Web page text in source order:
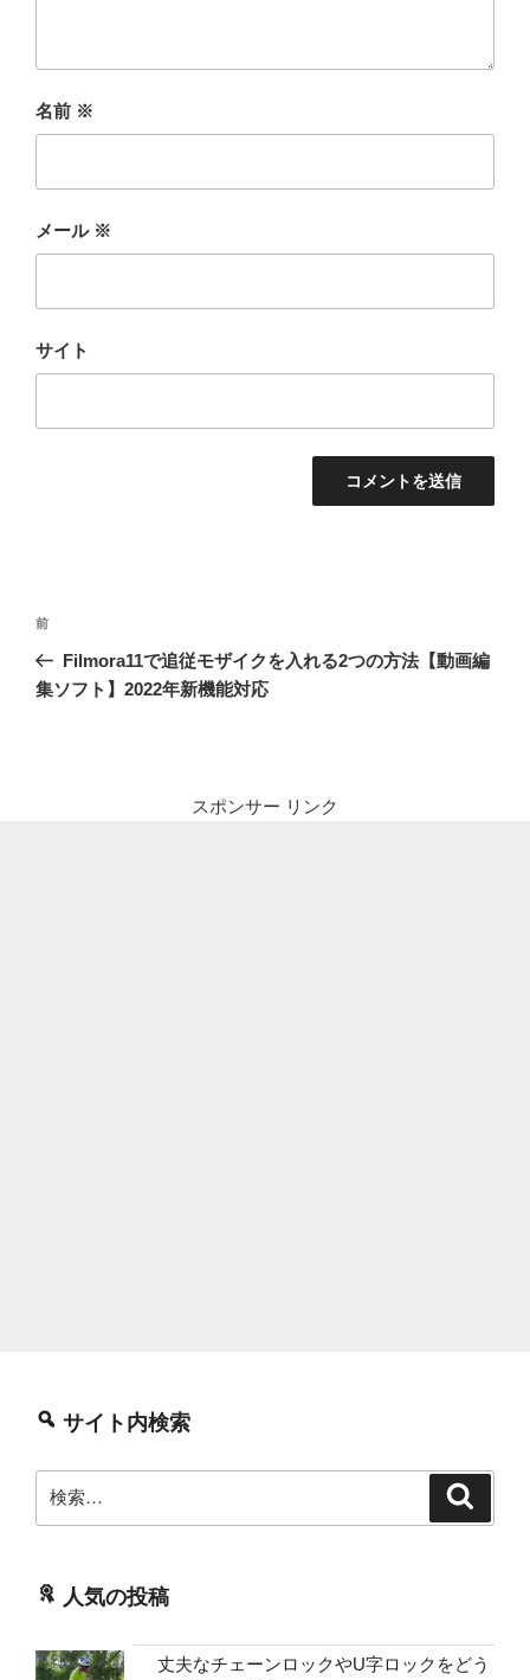
名前 ※
メール ※
サイト
投
ナ
前
の
投
前
Filmora11で追従モザイクを入れる2つの方法【動画編
集ソフト】2022年新機能対応
スポンサー リンク
サイト内検索
索:
人気の投稿
丈夫なチェーンロックやU字ロックをどう